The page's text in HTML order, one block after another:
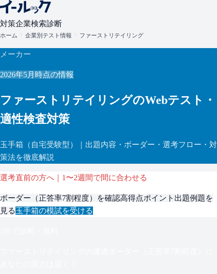
対策企業検索診断
ホーム 企業別テスト情報 ファーストリテイリング
メーカー
2026年5月 時点の情報
ファーストリテイリングのWebテスト・
適性検査対策
玉手箱 （自宅受験型）
｜出題内容・ボーダー・選考フロー・対
策法を徹底解説
選考直前の方へ｜1〜2週間で間に合わせる
ボーダー（正答率7割程度）を確認高得点ポイント 出題例題を
見る玉手箱の模試を受ける